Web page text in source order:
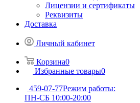
Лицензии и сертификаты
Реквизиты
Доставка
Личный кабинет
Корзина0
Избранные товары0
459-07-77Режим работы:
ПН-СБ 10:00-20:00